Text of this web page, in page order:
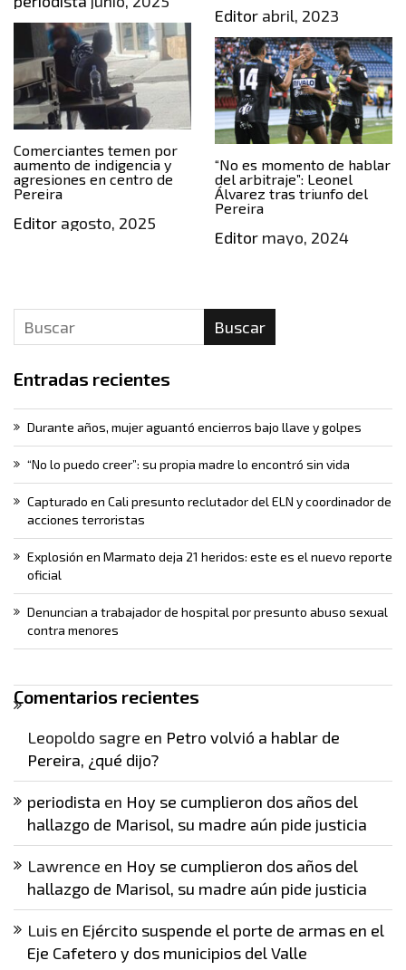
Editorabril, 2023
Comerciantes temen por
aumento de indigencia y
agresiones en centro de
Pereira
Editor agosto, 2025
“No es momento de hablar
del arbitraje”: Leonel
Álvarez tras triunfo del
Pereira
Editormayo, 2024
Buscar
Entradas recientes
Durante años, mujer aguantó encierros bajo llave y golpes
“No lo puedo creer”: su propia madre lo encontró sin vida
Capturado en Cali presunto reclutador del ELN y coordinador de
acciones terroristas
Explosión en Marmato deja 21 heridos: este es el nuevo reporte
oficial
Denuncian a trabajador de hospital por presunto abuso sexual
contra menores
Comentarios recientes
Leopoldo sagre en Petro volvió a hablar de
Pereira, ¿qué dijo?
periodista en Hoy se cumplieron dos años del
hallazgo de Marisol, su madre aún pide justicia
Lawrence en Hoy se cumplieron dos años del
hallazgo de Marisol, su madre aún pide justicia
Luis en Ejército suspende el porte de armas en el
Eje Cafetero y dos municipios del Valle